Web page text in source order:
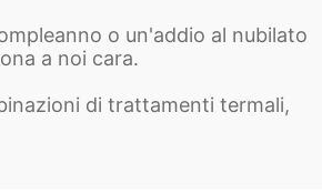
o un'addio al nubilato
a noi cara.
di trattamenti termali,